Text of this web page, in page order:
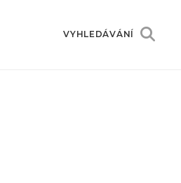
VYHLEDÁVÁNÍ